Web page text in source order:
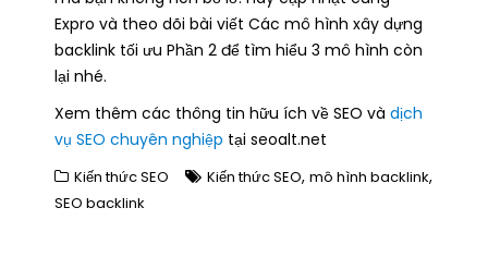
Expro và theo dõi bài viết Các mô hình xây dựng
backlink tối ưu Phần 2 để tìm hiểu 3 mô hình còn
lại nhé.
Xem thêm các thông tin hữu ích về SEO và dịch
vụ SEO chuyên nghiệp tại seoalt.net
Kiến thức SEO Kiến thức SEO, mô hình backlink,
SEO backlink